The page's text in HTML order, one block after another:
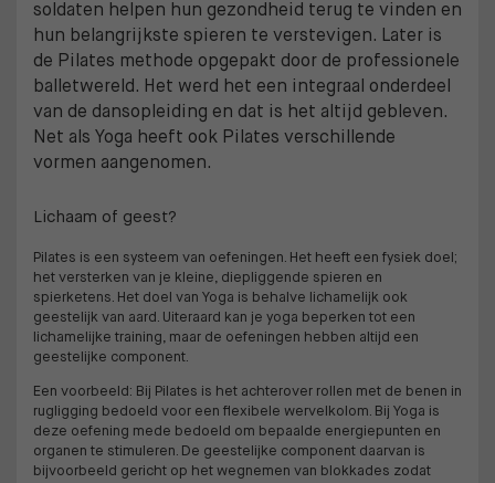
soldaten helpen hun gezondheid terug te vinden en
hun belangrijkste spieren te verstevigen. Later is
de Pilates methode opgepakt door de professionele
balletwereld. Het werd het een integraal onderdeel
van de dansopleiding en dat is het altijd gebleven.
Net als Yoga heeft ook Pilates verschillende
vormen aangenomen.
Lichaam of geest?
Pilates is een systeem van oefeningen. Het heeft een fysiek doel;
het versterken van je kleine, diepliggende spieren en
spierketens. Het doel van Yoga is behalve lichamelijk ook
geestelijk van aard. Uiteraard kan je yoga beperken tot een
lichamelijke training, maar de oefeningen hebben altijd een
geestelijke component.
Een voorbeeld: Bij Pilates is het achterover rollen met de benen in
rugligging bedoeld voor een flexibele wervelkolom. Bij Yoga is
deze oefening mede bedoeld om bepaalde energiepunten en
organen te stimuleren. De geestelijke component daarvan is
bijvoorbeeld gericht op het wegnemen van blokkades zodat